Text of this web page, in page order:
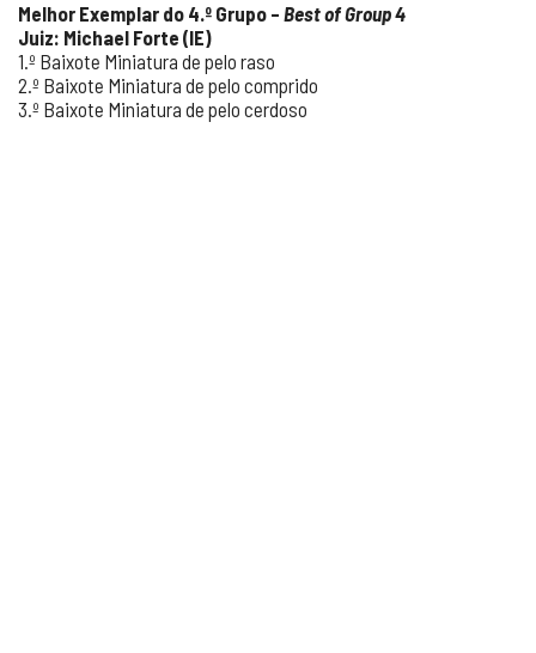
Melhor Exemplar do 4.º Grupo – Best of Group 4
Juiz: Michael Forte (IE)
1.º Baixote Miniatura de pelo raso
2.º Baixote Miniatura de pelo comprido
3.º Baixote Miniatura de pelo cerdoso